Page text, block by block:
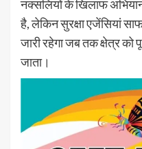
नक्सलियों के खिलाफ
है, लेकिन सुरक्षा एजेंसियां
जारी रहेगा जब तक क्षेत्र को
जाता।